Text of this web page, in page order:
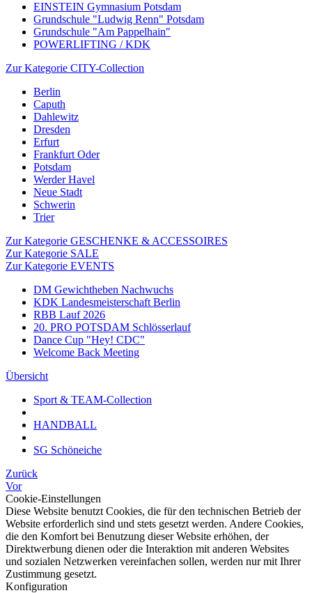
EINSTEIN Gymnasium Potsdam
Grundschule "Ludwig Renn" Potsdam
Grundschule "Am Pappelhain"
POWERLIFTING / KDK
Zur Kategorie CITY-Collection
Berlin
Caputh
Dahlewitz
Dresden
Erfurt
Frankfurt Oder
Potsdam
Werder Havel
Neue Stadt
Schwerin
Trier
Zur Kategorie GESCHENKE & ACCESSOIRES
Zur Kategorie SALE
Zur Kategorie EVENTS
DM Gewichtheben Nachwuchs
KDK Landesmeisterschaft Berlin
RBB Lauf 2026
20. PRO POTSDAM Schlösserlauf
Dance Cup "Hey! CDC"
Welcome Back Meeting
Übersicht
Sport & TEAM-Collection
HANDBALL
SG Schöneiche
Zurück
Vor
Cookie-Einstellungen
Diese Website benutzt Cookies, die für den technischen Betrieb der
Website erforderlich sind und stets gesetzt werden. Andere Cookies,
die den Komfort bei Benutzung dieser Website erhöhen, der
Direktwerbung dienen oder die Interaktion mit anderen Websites
und sozialen Netzwerken vereinfachen sollen, werden nur mit Ihrer
Zustimmung gesetzt.
Konfiguration